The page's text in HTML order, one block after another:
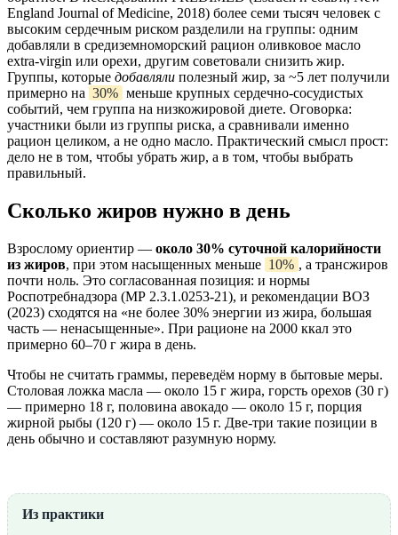
England Journal of Medicine, 2018) более семи тысяч человек с
высоким сердечным риском разделили на группы: одним
добавляли в средиземноморский рацион оливковое масло
extra-virgin или орехи, другим советовали снизить жир.
Группы, которые добавляли полезный жир, за ~5 лет получили
примерно на 30% меньше крупных сердечно-сосудистых
событий, чем группа на низкожировой диете. Оговорка:
участники были из группы риска, а сравнивали именно
рацион целиком, а не одно масло. Практический смысл прост:
дело не в том, чтобы убрать жир, а в том, чтобы выбрать
правильный.
Сколько жиров нужно в день
Взрослому ориентир — около 30% суточной калорийности
из жиров, при этом насыщенных меньше 10% , а трансжиров
почти ноль. Это согласованная позиция: и нормы
Роспотребнадзора (МР 2.3.1.0253-21), и рекомендации ВОЗ
(2023) сходятся на «не более 30% энергии из жира, большая
часть — ненасыщенные». При рационе на 2000 ккал это
примерно 60–70 г жира в день.
Чтобы не считать граммы, переведём норму в бытовые меры.
Столовая ложка масла — около 15 г жира, горсть орехов (30 г)
— примерно 18 г, половина авокадо — около 15 г, порция
жирной рыбы (120 г) — около 15 г. Две-три такие позиции в
день обычно и составляют разумную норму.
Из практики